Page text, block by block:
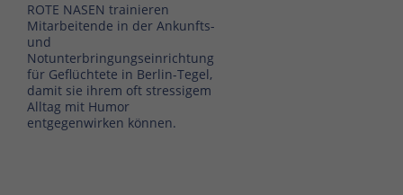
ROTE NASEN trainieren
Mitarbeitende in der Ankunfts-
und
Notunterbringungseinrichtung
für Geflüchtete in Berlin-Tegel,
damit sie ihrem oft stressigem
Alltag mit Humor
entgegenwirken können.